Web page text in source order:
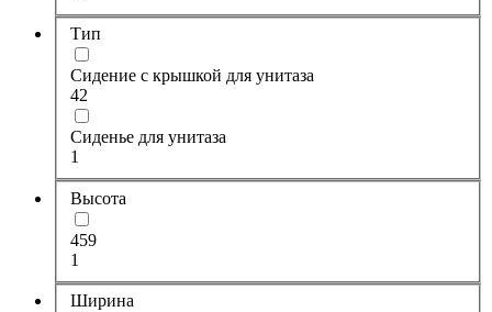
Тип
Сидение с крышкой для унитаза
42
Сиденье для унитаза
1
Высота
459
1
Ширина